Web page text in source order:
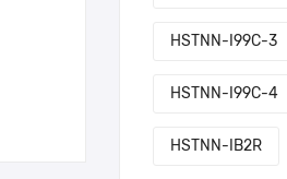
HSTNN-I99C-3
HSTNN-I99C-4
HSTNN-IB2R